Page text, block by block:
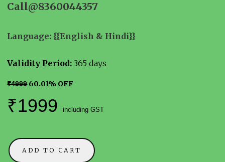
Call@8360044357
Language: {{English & Hindi}}
Validity Period: 365 days
₹499960.01% OFF
₹1999including GST
ADD TO CART